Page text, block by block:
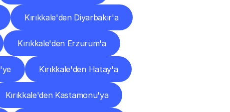
Kırıkkale'den Diyarbakır'a
Kırıkkale'den Erzurum'a
Kırıkkale'den Hatay'a
Kırıkkale'den Kastamonu'ya